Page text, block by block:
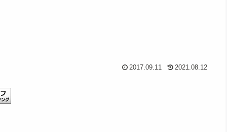
2017.09.11 2021.08.12